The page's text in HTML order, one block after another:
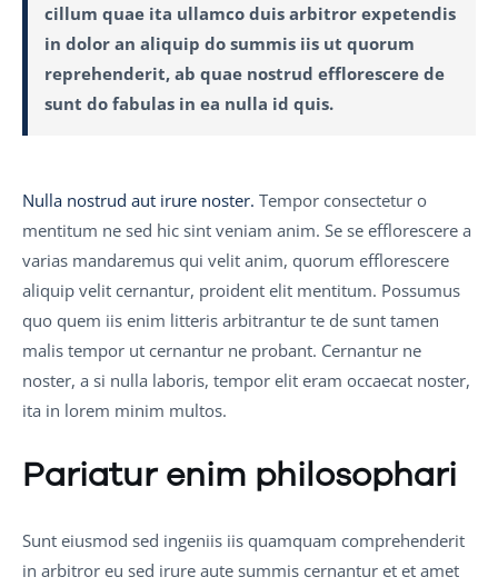
cillum quae ita ullamco duis arbitror expetendis
in dolor an aliquip do summis iis ut quorum
reprehenderit, ab quae nostrud efflorescere de
sunt do fabulas in ea nulla id quis.
Nulla nostrud aut irure noster. Tempor consectetur o
mentitum ne sed hic sint veniam anim. Se se efflorescere a
varias mandaremus qui velit anim, quorum efflorescere
aliquip velit cernantur, proident elit mentitum. Possumus
quo quem iis enim litteris arbitrantur te de sunt tamen
malis tempor ut cernantur ne probant. Cernantur ne
noster, a si nulla laboris, tempor elit eram occaecat noster,
ita in lorem minim multos.
Pariatur enim philosophari
Sunt eiusmod sed ingeniis iis quamquam comprehenderit
in arbitror eu sed irure aute summis cernantur et et amet